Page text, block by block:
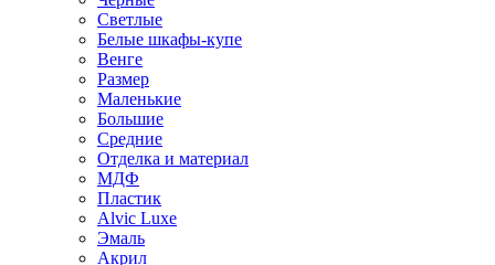
Светлые
Белые шкафы-купе
Венге
Размер
Маленькие
Большие
Средние
Отделка и материал
МДФ
Пластик
Alvic Luxe
Эмаль
Акрил